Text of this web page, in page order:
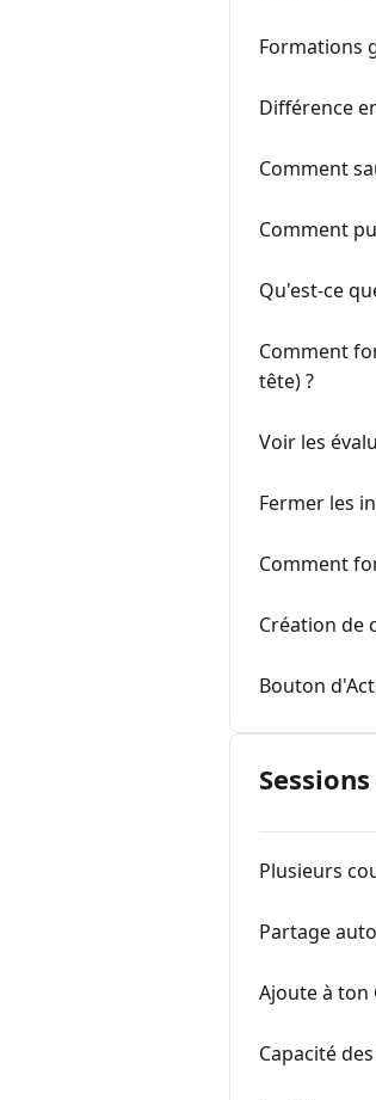
Formations
Différence
Comment
Comment
Qu'est-ce
Comment
tête) ?
Voir les
Fermer les
Comment
Création de
Bouton
Plusieurs
Partage
Ajoute à ton
Capacité